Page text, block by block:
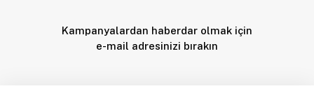
Kampanyalardan haberdar olmak için
e-mail adresinizi bırakın